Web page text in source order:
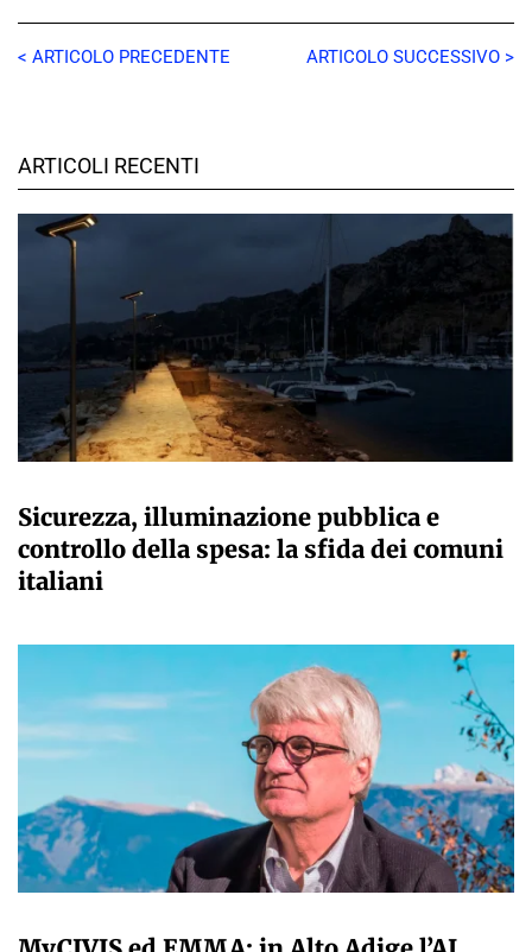
< ARTICOLO PRECEDENTE ARTICOLO SUCCESSIVO >
ARTICOLI RECENTI
Sicurezza, illuminazione pubblica e
controllo della spesa: la sfida dei comuni
italiani